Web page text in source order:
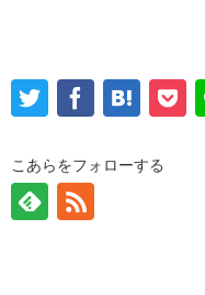
こあらをフォローする